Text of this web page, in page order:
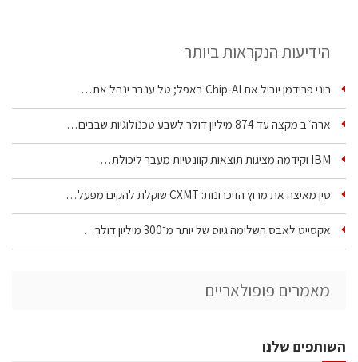
הידיעות הנקראות ביותר
רוני פרידמן יוביל את Chip‑AI באפל; טל ענבר ינהל את…
ארה״ב מקצה עד 874 מיליון דולר לשבע טכנולוגיות שבבים…
IBM וקידמה מציגות תוצאות קוונטיות מעבר ליכולת…
סין מאיצה את מרוץ הזיכרונות: CXMT שוקלת להקים מפעל…
אקסייט לאבס השלימה גיוס של יותר מ־300 מיליון דולר…
מאמרים פופולאריים
השותפים שלנו